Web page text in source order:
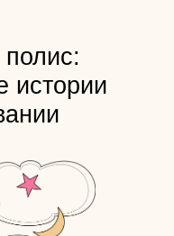
истории